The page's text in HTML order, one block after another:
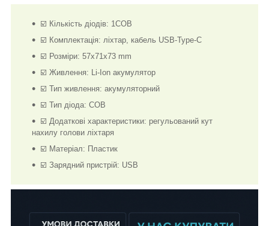
☑️ Кількість діодів: 1COB
☑️ Комплектація: ліхтар, кабель USB-Type-C
☑️ Розміри: 57x71x73 mm
☑️ Живлення: Li-Ion акумулятор
☑️ Тип живлення: акумуляторний
☑️ Тип діода: COB
☑️ Додаткові характеристики: регульований кут
нахилу голови ліхтаря
☑️ Матеріал: Пластик
☑️ Зарядний пристрій: USB